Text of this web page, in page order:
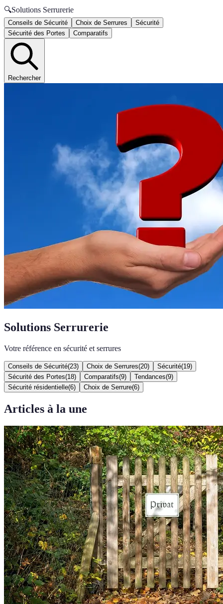
🔍Solutions Serrurerie
Conseils de Sécurité Choix de Serrures
Sécurité
Sécurité des Portes
Comparatifs
Rechercher
Solutions Serrurerie
Votre référence en sécurité et serrures
Conseils de Sécurité(23) Choix de Serrures(20) Sécurité(19)
Sécurité des Portes(18) Comparatifs(9) Tendances(9)
Sécurité résidentielle(6) Choix de Serrure(6)
Articles à la une